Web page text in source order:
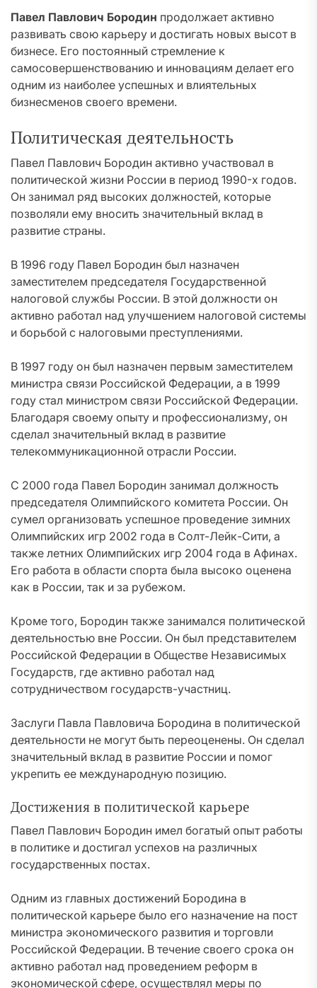
Павел Павлович Бородин продолжает активно
развивать свою карьеру и достигать новых высот в
бизнесе. Его постоянный стремление к
самосовершенствованию и инновациям делает его
одним из наиболее успешных и влиятельных
бизнесменов своего времени.
Политическая деятельность
Павел Павлович Бородин активно участвовал в
политической жизни России в период 1990-х годов.
Он занимал ряд высоких должностей, которые
позволяли ему вносить значительный вклад в
развитие страны.
В 1996 году Павел Бородин был назначен
заместителем председателя Государственной
налоговой службы России. В этой должности он
активно работал над улучшением налоговой системы
и борьбой с налоговыми преступлениями.
В 1997 году он был назначен первым заместителем
министра связи Российской Федерации, а в 1999
году стал министром связи Российской Федерации.
Благодаря своему опыту и профессионализму, он
сделал значительный вклад в развитие
телекоммуникационной отрасли России.
С 2000 года Павел Бородин занимал должность
председателя Олимпийского комитета России. Он
сумел организовать успешное проведение зимних
Олимпийских игр 2002 года в Солт-Лейк-Сити, а
также летних Олимпийских игр 2004 года в Афинах.
Его работа в области спорта была высоко оценена
как в России, так и за рубежом.
Кроме того, Бородин также занимался политической
деятельностью вне России. Он был представителем
Российской Федерации в Обществе Независимых
Государств, где активно работал над
сотрудничеством государств-участниц.
Заслуги Павла Павловича Бородина в политической
деятельности не могут быть переоценены. Он сделал
значительный вклад в развитие России и помог
укрепить ее международную позицию.
Достижения в политической карьере
Павел Павлович Бородин имел богатый опыт работы
в политике и достигал успехов на различных
государственных постах.
Одним из главных достижений Бородина в
политической карьере было его назначение на пост
министра экономического развития и торговли
Российской Федерации. В течение своего срока он
активно работал над проведением реформ в
экономической сфере, осуществлял меры по